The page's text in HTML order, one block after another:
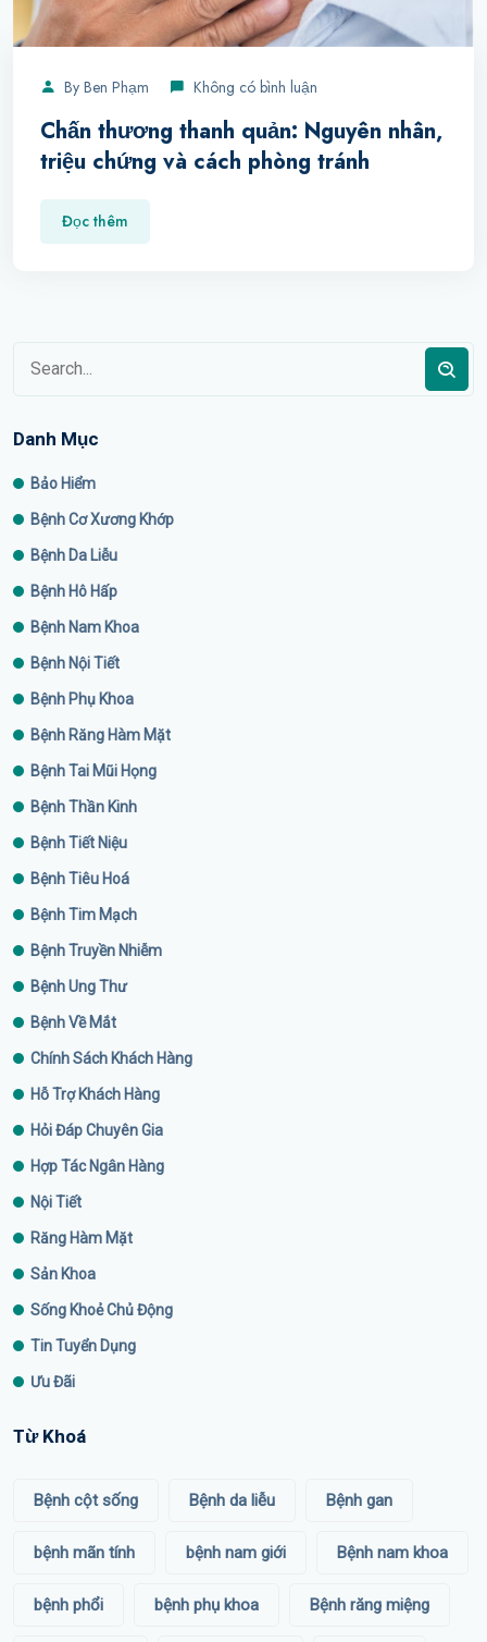
By Ben Phạm Không có bình luận
Chấn thương thanh quản: Nguyên nhân,
triệu chứng và cách phòng tránh
Đọc thêm
Danh Mục
Bảo Hiểm
Bệnh Cơ Xương Khớp
Bệnh Da Liễu
Bệnh Hô Hấp
Bệnh Nam Khoa
Bệnh Nội Tiết
Bệnh Phụ Khoa
Bệnh Răng Hàm Mặt
Bệnh Tai Mũi Họng
Bệnh Thần Kinh
Bệnh Tiết Niệu
Bệnh Tiêu Hoá
Bệnh Tim Mạch
Bệnh Truyền Nhiễm
Bệnh Ung Thư
Bệnh Về Mắt
Chính Sách Khách Hàng
Hỗ Trợ Khách Hàng
Hỏi Đáp Chuyên Gia
Hợp Tác Ngân Hàng
Nội Tiết
Răng Hàm Mặt
Sản Khoa
Sống Khoẻ Chủ Động
Tin Tuyển Dụng
Ưu Đãi
Từ Khoá
Bệnh cột sống Bệnh da liễu Bệnh gan
bệnh mãn tính bệnh nam giới Bệnh nam khoa
bệnh phổi bệnh phụ khoa Bệnh răng miệng